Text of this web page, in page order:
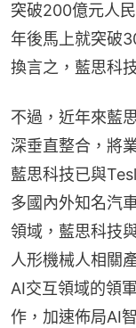
突破200億元人
年後馬上就突破
換言之，藍思科
不過，近年來藍
深垂直整合，將
藍思科技已與
多國內外知名汽
領域，藍思科技
人形機械人相關
AI交互領域的領
作，加速佈局AI